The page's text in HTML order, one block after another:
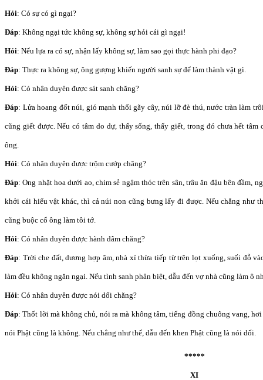
Hỏi: Có sự có gì ngại?
Đáp: Không ngại tức không sự, không sự hỏi cái gì ngại!
Hỏi: Nếu lựa ra có sự, nhận lấy không sự, làm sao gọi thực hành phi đạo?
Đáp: Thực ra không sự, ông gượng khiến người sanh sự để làm thành vật gì.
Hỏi: Có nhân duyên được sát sanh chăng?
Đáp: Lửa hoang đốt núi, gió mạnh thổi gãy cây, núi lỡ đè thú, nước tràn làm
cũng giết được. Nếu có tâm do dự, thấy sống, thấy giết, trong đó chưa hết tâm
ông.
Hỏi: Có nhân duyên được trộm cướp chăng?
Đáp: Ong nhặt hoa dưới ao, chim sẻ ngậm thóc trên sân, trâu ăn đậu bên đầm,
khởi cái hiểu vật khác, thì cả núi non cũng bưng lấy đi được. Nếu chẳng như
cũng buộc cổ ông làm tôi tớ.
Hỏi: Có nhân duyên được hành dâm chăng?
Đáp: Trời che đất, dương hợp âm, nhà xí thừa tiếp từ trên lọt xuống, suối đỗ
làm đều không ngăn ngại. Nếu tình sanh phân biệt, dẫu đến vợ nhà cũng làm ô
Hỏi: Có nhân duyên được nói dối chăng?
Đáp: Thốt lời mà không chủ, nói ra mà không tâm, tiếng đồng chuông vang,
nói Phật cũng là không. Nếu chẳng như thế, dẫu đến khen Phật cũng là nói dối.
*****
XI